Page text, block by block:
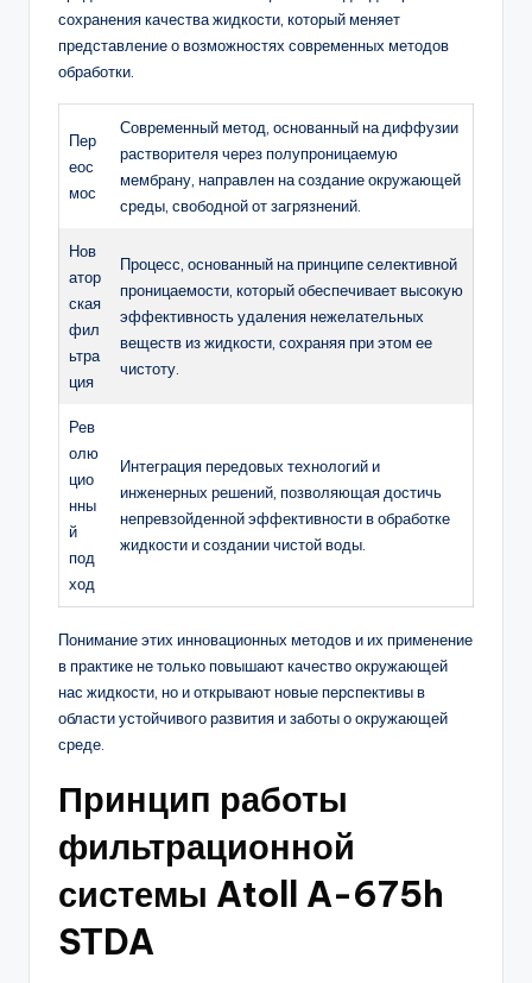
сохранения качества жидкости, который меняет
представление о возможностях современных методов
обработки.
Пер
еос
мос
Современный метод, основанный на диффузии
растворителя через полупроницаемую
мембрану, направлен на создание окружающей
среды, свободной от загрязнений.
Нов
атор
ская
фил
ьтра
ция
Процесс, основанный на принципе селективной
проницаемости, который обеспечивает высокую
эффективность удаления нежелательных
веществ из жидкости, сохраняя при этом ее
чистоту.
Рев
олю
цио
нны
й
под
ход
Интеграция передовых технологий и
инженерных решений, позволяющая достичь
непревзойденной эффективности в обработке
жидкости и создании чистой воды.
Понимание этих инновационных методов и их применение
в практике не только повышают качество окружающей
нас жидкости, но и открывают новые перспективы в
области устойчивого развития и заботы о окружающей
среде.
Принцип работы
фильтрационной
системы Atoll A-675h
STDA